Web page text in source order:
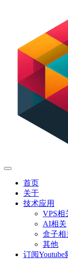
首页
关于
技术应用
VPS相
AI相关
盒子相
其他
订阅Youtube